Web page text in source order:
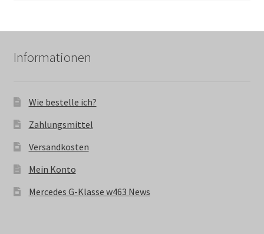
Informationen
Wie bestelle ich?
Zahlungsmittel
Versandkosten
Mein Konto
Mercedes G-Klasse w463 News